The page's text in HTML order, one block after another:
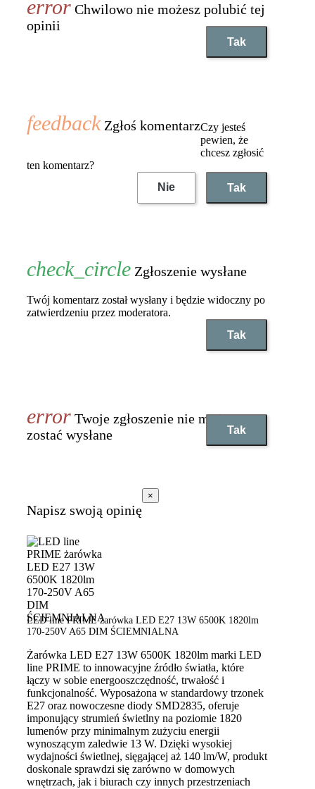
Chwilowo nie możesz polubić tej
opinii
Tak
Zgłoś komentarzCzy jesteś
pewien, że
chcesz zgłosić
ten komentarz?
Nie
Tak
Zgłoszenie wysłane
Twój komentarz został wysłany i będzie widoczny po
zatwierdzeniu przez moderatora.
Tak
Twoje zgłoszenie nie może
zostać wysłane
Tak
Napisz swoją opinię
×
LED line PRIME żarówka LED E27 13W 6500K 1820lm
170-250V A65 DIM ŚCIEMNIALNA
Żarówka LED E27 13W 6500K 1820lm marki LED
line PRIME to innowacyjne źródło światła, które
łączy w sobie energooszczędność, trwałość i
funkcjonalność. Wyposażona w standardowy trzonek
E27 oraz nowoczesne diody SMD2835, oferuje
imponujący strumień świetlny na poziomie 1820
lumenów przy minimalnym zużyciu energii
wynoszącym zaledwie 13 W. Dzięki wysokiej
wydajności świetlnej, sięgającej aż 140 lm/W, produkt
doskonale sprawdzi się zarówno w domowych
wnętrzach, jak i biurach czy innych przestrzeniach